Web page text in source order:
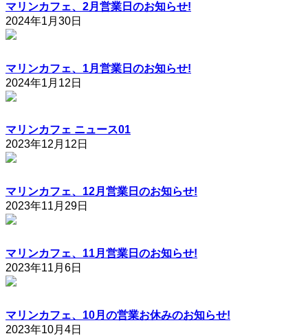
マリンカフェ、2月営業日のお知らせ!
2024年1月30日
マリンカフェ、1月営業日のお知らせ!
2024年1月12日
マリンカフェ ニュース01
2023年12月12日
マリンカフェ、12月営業日のお知らせ!
2023年11月29日
マリンカフェ、11月営業日のお知らせ!
2023年11月6日
マリンカフェ、10月の営業お休みのお知らせ!
2023年10月4日